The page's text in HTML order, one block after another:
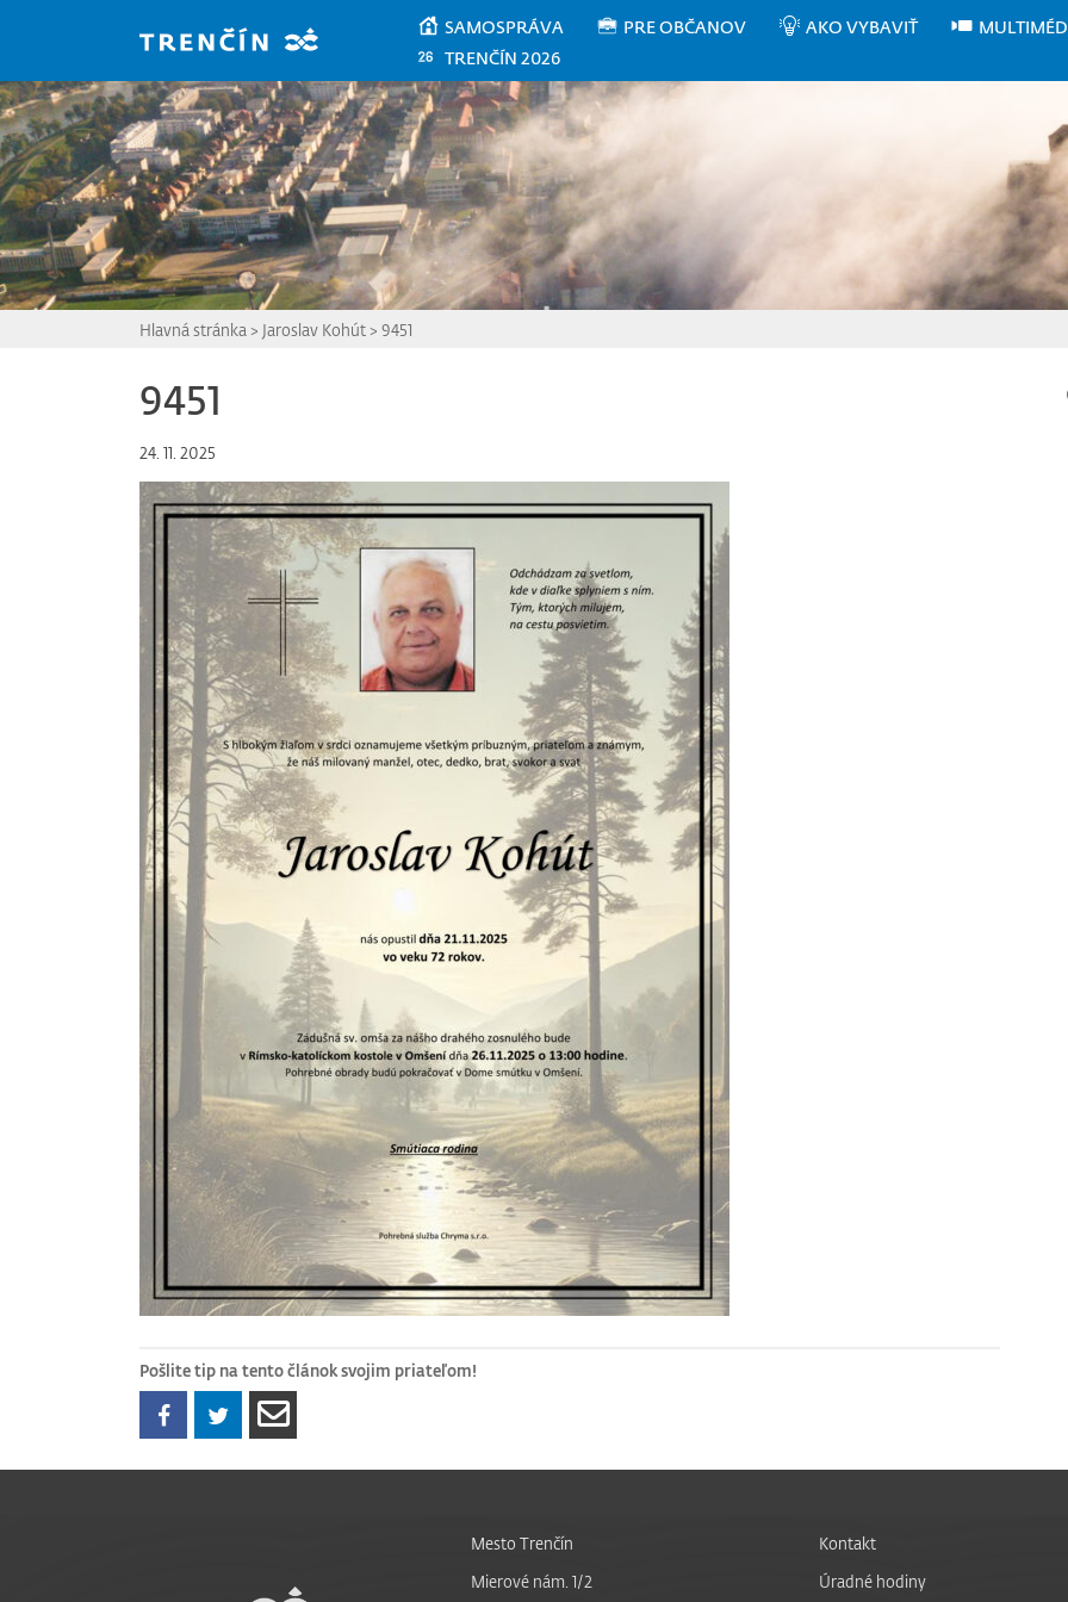
SAMOSPRÁVA PRE OBČANOV AKO VYBAVIŤ
TRENČÍN 2026
Hlavná stránka > Jaroslav Kohút> 9451
9451
24. 11. 2025
Pošlite tip na tento článok svojim priateľom!
Mesto Trenčín
Mierové nám. 1/2
Kontakt
Úradné hodiny